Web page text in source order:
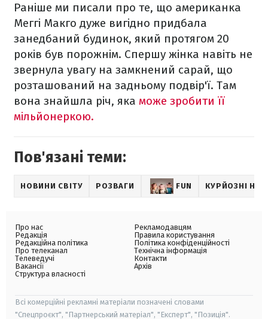
Раніше ми писали про те, що американка
Меггі Макго дуже вигідно придбала
занедбаний будинок, який протягом 20
років був порожнім. Спершу жінка навіть не
звернула увагу на замкнений сарай, що
розташований на задньому подвір'ї. Там
вона знайшла річ, яка може зробити її
мільйонеркою.
Пов'язані теми:
НОВИНИ СВІТУ РОЗВАГИ FUN КУРЙОЗНІ
Про нас
Редакція
Редакційна політика
Про телеканал
Телеведучі
Вакансії
Структура власності
Рекламодавцям
Правила користування
Політика конфіденційності
Технічна інформація
Контакти
Архів
Всі комерційні рекламні матеріали позначені словами
"Спецпроєкт", "Партнерський матеріал", "Експерт", "Позиція".